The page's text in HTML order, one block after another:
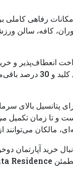
کافه، سالن
خرید آپارتمان